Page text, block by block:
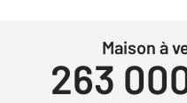
Maison à
263